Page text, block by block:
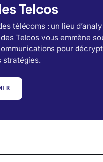
Telcos
télécoms : un lieu
Telcos vous emmène
pour
stratégies.